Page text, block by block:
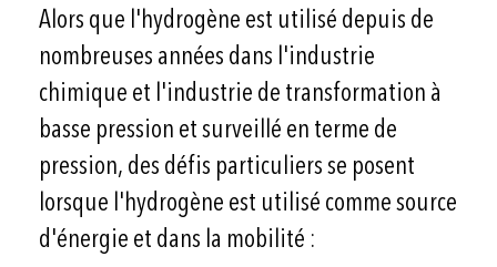
Alors que l'hydrogène est utilisé depuis de
nombreuses années dans l'industrie
chimique et l'industrie de transformation à
basse pression et surveillé en terme de
pression, des défis particuliers se posent
lorsque l'hydrogène est utilisé comme source
d'énergie et dans la mobilité :